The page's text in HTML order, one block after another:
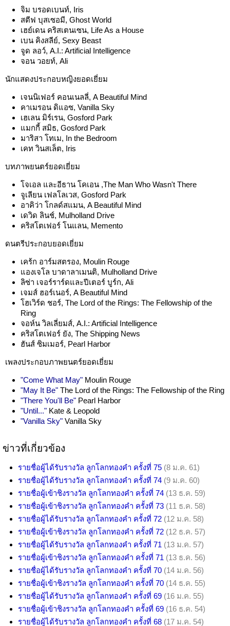
จิม บรอดเบนท์, Iris
สตีฟ บุสเซอมี, Ghost World
เฮย์เดน คริสเตนเซน, Life As a House
เบน คิงสลีย์, Sexy Beast
จูด ลอว์, A.I.: Artificial Intelligence
จอน วอยท์, Ali
นักแสดงประกอบหญิงยอดเยี่ยม
เจนนิเฟอร์ คอนเนลลี่, A Beautiful Mind
คาเมรอน ดิแอซ, Vanilla Sky
เฮเลน มิร์เรน, Gosford Park
แมกกี้ สมิธ, Gosford Park
มาริสา โทเม, In the Bedroom
เคท วินสเล็ต, Iris
บทภาพยนตร์ยอดเยี่ยม
โจเอล และอีธาน โคเอน ,The Man Who Wasn't There
จูเลียน เฟลโลเวส, Gosford Park
อาคิว่า โกลด์สแมน, A Beautiful Mind
เดวิด ลินช์, Mulholland Drive
คริสโตเฟอร์ โนแลน, Memento
ดนตรีประกอบยอดเยี่ยม
เคร้ก อาร์มสตรอง, Moulin Rouge
แองเจโล บาดาลาเมนติ, Mulholland Drive
ลิซ่า เจอร์ราร์ดและปีเตอร์ บูร์ก, Ali
เจมส์ ฮอร์เนอร์, A Beautiful Mind
โฮเวิร์ด ชอร์, The Lord of the Rings: The Fellowship of the
Ring
จอห์น วิลเลี่ยมส์, A.I.: Artificial Intelligence
คริสโตเฟอร์ ยัง, The Shipping News
ฮันส์ ซิมเมอร์, Pearl Harbor
เพลงประกอบภาพยนตร์ยอดเยี่ยม
"Come What May" Moulin Rouge
"May It Be" The Lord of the Rings: The Fellowship of the Ring
"There You'll Be" Pearl Harbor
"Until..." Kate & Leopold
"Vanilla Sky" Vanilla Sky
ข่าวที่เกี่ยวข้อง
รายชื่อผู้ได้รับรางวัล ลูกโลกทองคำ ครั้งที่ 75 (8 ม.ค. 61)
รายชื่อผู้ได้รับรางวัล ลูกโลกทองคำ ครั้งที่ 74 (9 ม.ค. 60)
รายชื่อผู้เข้าชิงรางวัล ลูกโลกทองคำ ครั้งที่ 74 (13 ธ.ค. 59)
รายชื่อผู้เข้าชิงรางวัล ลูกโลกทองคำ ครั้งที่ 73 (11 ธ.ค. 58)
รายชื่อผู้ได้รับรางวัล ลูกโลกทองคำ ครั้งที่ 72 (12 ม.ค. 58)
รายชื่อผู้เข้าชิงรางวัล ลูกโลกทองคำ ครั้งที่ 72 (12 ธ.ค. 57)
รายชื่อผู้ได้รับรางวัล ลูกโลกทองคำ ครั้งที่ 71 (13 ม.ค. 57)
รายชื่อผู้เข้าชิงรางวัล ลูกโลกทองคำ ครั้งที่ 71 (13 ธ.ค. 56)
รายชื่อผู้ได้รับรางวัล ลูกโลกทองคำ ครั้งที่ 70 (14 ม.ค. 56)
รายชื่อผู้เข้าชิงรางวัล ลูกโลกทองคำ ครั้งที่ 70 (14 ธ.ค. 55)
รายชื่อผู้ได้รับรางวัล ลูกโลกทองคำ ครั้งที่ 69 (16 ม.ค. 55)
รายชื่อผู้เข้าชิงรางวัล ลูกโลกทองคำ ครั้งที่ 69 (16 ธ.ค. 54)
รายชื่อผู้ได้รับรางวัล ลูกโลกทองคำ ครั้งที่ 68 (17 ม.ค. 54)